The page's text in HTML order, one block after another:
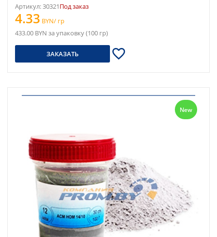
Артикул: 30321Под заказ
4.33 BYN/ гр
433.00 BYN за упаковку (100 гр)
ЗАКАЗАТЬ
New